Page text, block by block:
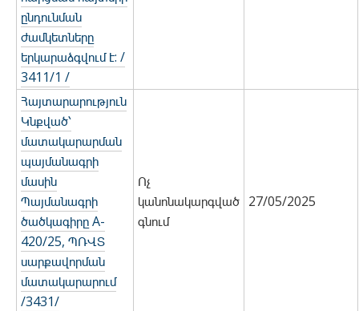
ընդունման
ժամկետները
երկարաձգվում է: /
3411/1 /
Հայտարարություն
Կնքված՝
մատակարարման
պայմանագրի
մասին
Պայմանագրի
ծածկագիրը A-
420/25, ՊՌՎՏ
սարքավորման
մատակարարում
/3431/
Ոչ
կանոնակարգված
գնում
27/05/2025